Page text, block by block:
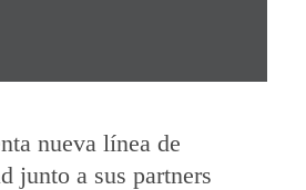
nueva línea de
junto a sus partners